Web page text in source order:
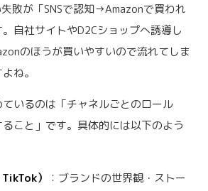
敗が「SNSで認知→Amazonで買われ
自社サイトやD2Cショップへ誘導し
のほうが買いやすいので流れてしま
ね。
いるのは「チャネルごとのロール
ること」です。具体的には以下のよう
）
：ブランドの世界観・ストー